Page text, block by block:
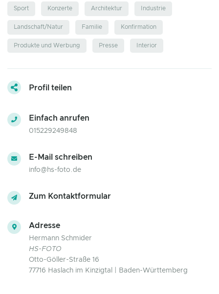
Sport Konzerte Architektur Industrie
Landschaft/Natur Familie Konfirmation
Produkte und Werbung Presse Interior
Profil teilen
Einfach anrufen
015229249848
E-Mail schreiben
info@hs-foto.de
Zum Kontaktformular
Adresse
Hermann Schmider
HS-FOTO
Otto-Göller-Straße 16
77716 Haslach im Kinzigtal | Baden-Württemberg